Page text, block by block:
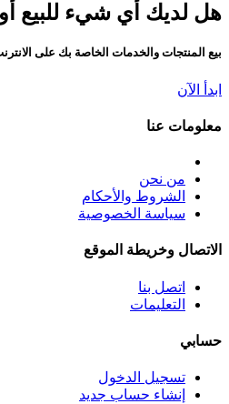
هل لديك أي شيء للبيع أو
بيع المنتجات والخدمات الخاصة بك على
ابدأ الآن
معلومات عنا
من نحن
الشروط والأحكام
سياسة الخصوصية
الاتصال وخريطة الموقع
اتصل بنا
التعليمات
حسابي
تسجيل الدخول
إنشاء حساب جديد